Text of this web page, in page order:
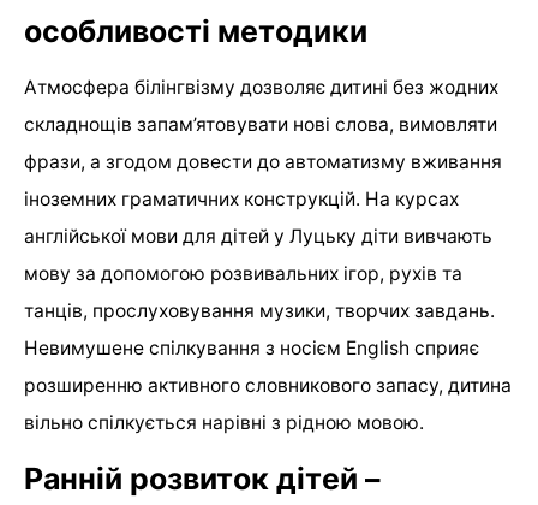
особливості методики
Атмосфера білінгвізму дозволяє дитині без жодних
складнощів запам’ятовувати нові слова, вимовляти
фрази, а згодом довести до автоматизму вживання
іноземних граматичних конструкцій. На курсах
англійської мови для дітей у Луцьку діти вивчають
мову за допомогою розвивальних ігор, рухів та
танців, прослуховування музики, творчих завдань.
Невимушене спілкування з носієм English сприяє
розширенню активного словникового запасу, дитина
вільно спілкується нарівні з рідною мовою.
Ранній розвиток дітей –